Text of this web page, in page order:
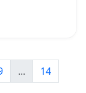
...
14